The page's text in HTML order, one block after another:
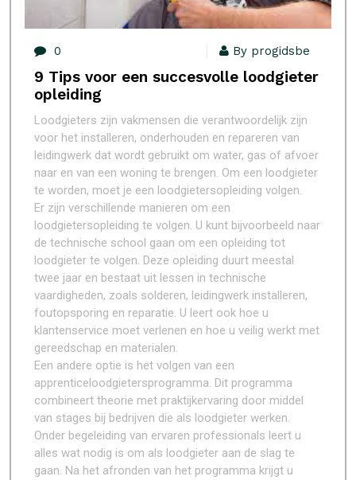
0 By progidsbe
9 Tips voor een succesvolle loodgieter
opleiding
Loodgieters zijn vakmensen die verantwoordelijk zijn
voor het installeren, onderhouden en repareren van
leidingwerk dat wordt gebruikt om water, gas of afvoer
naar en van een woning te brengen. Om een loodgieter
te worden, moet je een loodgietersopleiding volgen.
Er zijn verschillende manieren om een
loodgietersopleiding te volgen. U kunt bijvoorbeeld naar
de technische school gaan om een opleiding tot
loodgieter te volgen. Deze opleiding duurt meestal
twee jaar en bestaat uit lessen in technische
vaardigheden, zoals solderen, leidingwerk installeren,
foutopsporing en reparatie. U leert ook hoe u
klantenservice moet verlenen en hoe u veilig werkt met
gereedschap en materialen.
Een andere optie is het volgen van een
apprenticeloodgietersprogramma. Dit programma
combineert theorie met praktijkervaring door middel
van stages bij bedrijven die als loodgieter werken.
Onder begeleiding van ervaren professionals leert u
alles wat nodig is om als loodgieter aan de slag te
gaan. Na het afronden van het programma krijgt u